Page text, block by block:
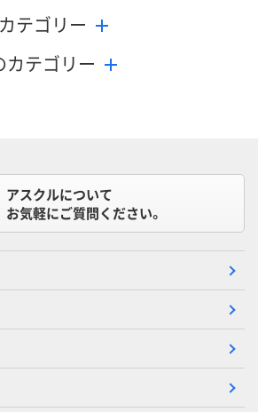
テゴリー
カテゴリー
アスクルについて
お気軽にご質問ください。